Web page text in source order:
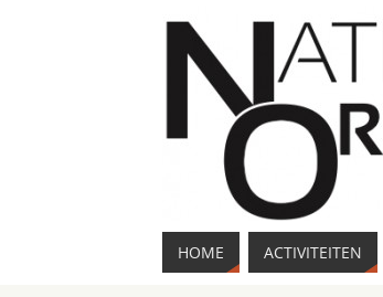
HOME ACTIVITEITEN